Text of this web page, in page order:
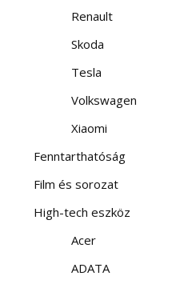
Renault
Skoda
Tesla
Volkswagen
Xiaomi
Fenntarthatóság
Film és sorozat
High-tech eszköz
Acer
ADATA